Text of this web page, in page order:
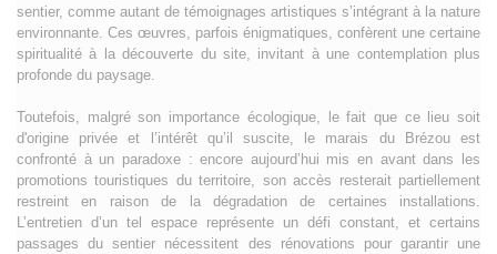
sentier, comme autant de témoignages artistiques s’intégrant à la nature
environnante. Ces œuvres, parfois énigmatiques, confèrent une certaine
spiritualité à la découverte du site, invitant à une contemplation plus
profonde du paysage.
Toutefois, malgré son importance écologique, le fait que ce lieu soit
d'origine privée et l’intérêt qu’il suscite, le marais du Brézou est
confronté à un paradoxe : encore aujourd’hui mis en avant dans les
promotions touristiques du territoire, son accès resterait partiellement
restreint en raison de la dégradation de certaines installations.
L’entretien d’un tel espace représente un défi constant, et certains
passages du sentier nécessitent des rénovations pour garantir une